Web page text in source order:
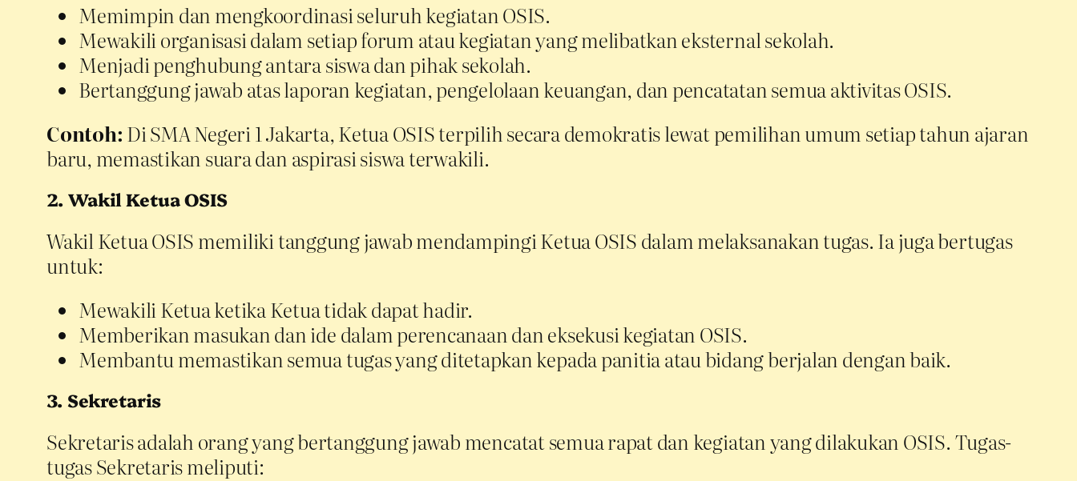
Memimpin dan mengkoordinasi seluruh kegiatan OSIS.
Mewakili organisasi dalam setiap forum atau kegiatan yang melibatkan eksternal sekolah.
Menjadi penghubung antara siswa dan pihak sekolah.
Bertanggung jawab atas laporan kegiatan, pengelolaan keuangan, dan pencatatan semua aktivitas OSIS.
Contoh: Di SMA Negeri 1 Jakarta, Ketua OSIS terpilih secara demokratis lewat pemilihan umum setiap tahun ajaran
baru, memastikan suara dan aspirasi siswa terwakili.
2. Wakil Ketua OSIS
Wakil Ketua OSIS memiliki tanggung jawab mendampingi Ketua OSIS dalam melaksanakan tugas. Ia juga bertugas
untuk:
Mewakili Ketua ketika Ketua tidak dapat hadir.
Memberikan masukan dan ide dalam perencanaan dan eksekusi kegiatan OSIS.
Membantu memastikan semua tugas yang ditetapkan kepada panitia atau bidang berjalan dengan baik.
3. Sekretaris
Sekretaris adalah orang yang bertanggung jawab mencatat semua rapat dan kegiatan yang dilakukan OSIS. Tugas-
tugas Sekretaris meliputi: